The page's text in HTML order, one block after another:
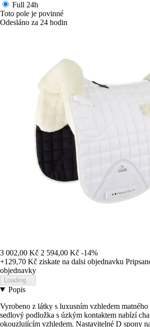
Full 24h
Toto pole je povinné
Odesláno za 24 hodin
3 002,00 Kč 2 594,00 Kč -14%
+129,70 Kč ziskate na dalsi objednavku
objednavky
Loading...
Popis
Vyrobeno z látky s luxusním vzhledem matného
sedlový podložka s úzkým kontaktem nabízí
okouzlujícím vzhledem. Nastavitelné D spony